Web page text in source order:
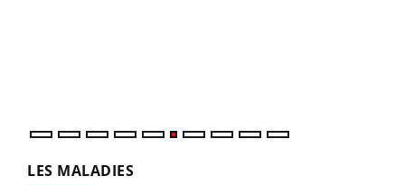
LES MALADIES